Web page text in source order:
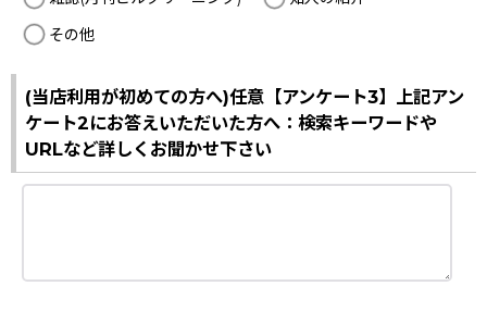
その他
(当店利用が初めての方へ)任意【アンケート3】上記アン
ケート2にお答えいただいた方へ：検索キーワードや
URLなど詳しくお聞かせ下さい